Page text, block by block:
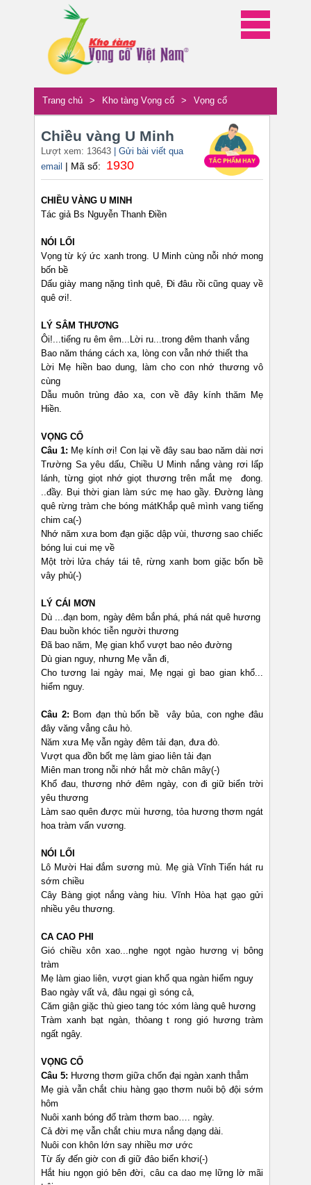
Trang chủ > Kho tàng Vọng cổ > Vọng cổ
Chiều vàng U Minh
Lượt xem: 13643
| Gửi bài viết qua
email | Mã số: 1930
CHIỀU VÀNG U MINH
Tác giả Bs Nguyễn Thanh Điền
NÓI LỐI
Vọng từ ký ức xanh trong. U Minh cùng nỗi nhớ mong
bốn bề
Dấu giày mang nặng tình quê, Đi đâu rồi cũng quay về
quê ơi!.
LÝ SÂM THƯƠNG
Ôi!...tiếng ru êm êm...Lời ru...trong đêm thanh vắng
Bao năm tháng cách xa, lòng con vẫn nhớ thiết tha
Lời Mẹ hiền bao dung, làm cho con nhớ thương vô
cùng
Dẫu muôn trùng đảo xa, con về đây kính thăm Mẹ
Hiền.
VỌNG CỔ
Câu 1: Mẹ kính ơi! Con lại về đây sau bao năm dài nơi
Trường Sa yêu dấu, Chiều U Minh nắng vàng rơi lấp
lánh, từng giọt nhớ giọt thương trên mắt mẹ đong.
..đầy. Bụi thời gian làm sức mẹ hao gầy. Đường làng
quê rừng tràm che bóng mátKhắp quê mình vang tiếng
chim ca(-)
Nhớ năm xưa bom đạn giặc dập vùi, thương sao chiếc
bóng lui cui mẹ về
Một trời lửa cháy tái tê, rừng xanh bom giặc bốn bề
vây phủ(-)
LÝ CÁI MƠN
Dù ...đạn bom, ngày đêm bắn phá, phá nát quê hương
Đau buồn khóc tiễn người thương
Đã bao năm, Mẹ gian khổ vượt bao nẻo đường
Dù gian nguy, nhưng Mẹ vẫn đi,
Cho tương lai ngày mai, Mẹ ngại gì bao gian khổ...
hiểm nguy.
Câu 2: Bom đạn thù bốn bề vây bủa, con nghe đâu
đây văng vẳng câu hò.
Năm xưa Mẹ vẫn ngày đêm tải đạn, đưa đò.
Vượt qua đồn bốt mẹ làm giao liên tải đạn
Miên man trong nỗi nhớ hắt mờ chân mây(-)
Khổ đau, thương nhớ đêm ngày, con đi giữ biển trời
yêu thương
Làm sao quên được mùi hương, tỏa hương thơm ngát
hoa tràm vấn vương.
NÓI LỐI
Lô Mười Hai đắm sương mù. Mẹ già Vĩnh Tiến hát ru
sớm chiều
Cây Bàng giọt nắng vàng hiu. Vĩnh Hòa hạt gạo gửi
nhiều yêu thương.
CA CAO PHI
Gió chiều xôn xao...nghe ngọt ngào hương vị bông
tràm
Mẹ làm giao liên, vượt gian khổ qua ngàn hiểm nguy
Bao ngày vất vả, đâu ngại gì sóng cả,
Căm giận giặc thù gieo tang tóc xóm làng quê hương
Tràm xanh bạt ngàn, thỏang t rong gió hương tràm
ngất ngây.
VỌNG CỔ
Câu 5: Hương thơm giữa chốn đại ngàn xanh thẳm
Mẹ già vẫn chắt chiu hàng gạo thơm nuôi bộ đội sớm
hôm
Nuôi xanh bóng đổ tràm thơm bao…. ngày.
Cả đời mẹ vẫn chắt chiu mưa nắng dạng dài.
Nuôi con khôn lớn say nhiều mơ ước
Từ ấy đến giờ con đi giữ đảo biển khơi(-)
Hắt hiu ngọn gió bên đời, câu ca dao mẹ lững lờ mãi